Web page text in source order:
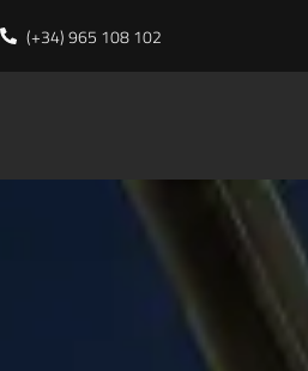
(+34) 965 108 102